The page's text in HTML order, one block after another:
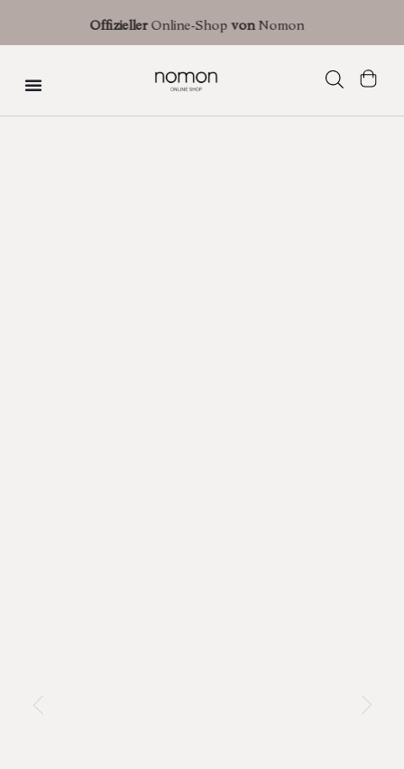
OffiziellerOnline-ShopvonNomon
(Sendungen nach Spanien) | 7 Werktagen in Europa | 10 Werktagen in